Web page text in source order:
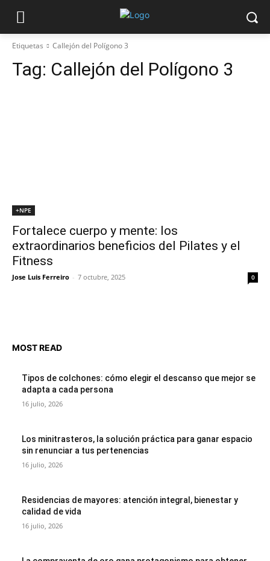
Etiquetas Callejón del Polígono 3
Tag: Callejón del Polígono 3
+NPE
Fortalece cuerpo y mente: los
extraordinarios beneficios del Pilates y el
Fitness
Jose Luis Ferreiro - 7 octubre, 2025 0
MOST READ
Tipos de colchones: cómo elegir el descanso que mejor se
adapta a cada persona
16 julio, 2026
Los minitrasteros, la solución práctica para ganar espacio
sin renunciar a tus pertenencias
16 julio, 2026
Residencias de mayores: atención integral, bienestar y
calidad de vida
16 julio, 2026